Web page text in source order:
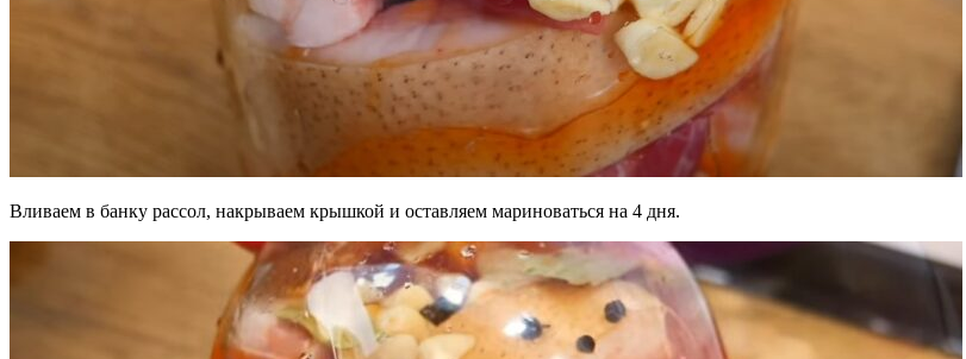
Вливаем в банку рассол, накрываем крышкой и оставляем мариноваться на 4 дня.